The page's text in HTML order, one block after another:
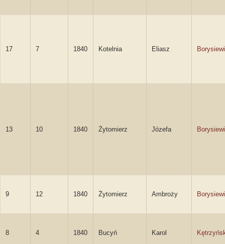
17 7 1840 Kotelnia Eliasz
13 10 1840 Żytomierz Józefa
9 12 1840 Żytomierz Ambroży
8 4 1840 Bucyń Karol